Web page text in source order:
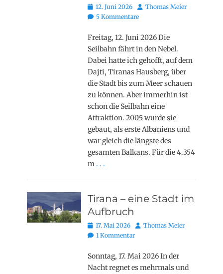
Posted
on
12. Juni 2026 AutorThomas Meier
5 Kommentare
Freitag, 12. Juni 2026 Die
Seilbahn fährt in den Nebel.
Dabei hatte ich gehofft, auf dem
Dajti, Tiranas Hausberg, über
die Stadt bis zum Meer schauen
zu können. Aber immerhin ist
schon die Seilbahn eine
Attraktion. 2005 wurde sie
gebaut, als erste Albaniens und
war gleich die längste des
gesamten Balkans. Für die 4.354
m . . .
Tirana – eine Stadt im
Aufbruch
Posted
on
17. Mai 2026 AutorThomas Meier
1 Kommentar
Sonntag, 17. Mai 2026 In der
Nacht regnet es mehrmals und